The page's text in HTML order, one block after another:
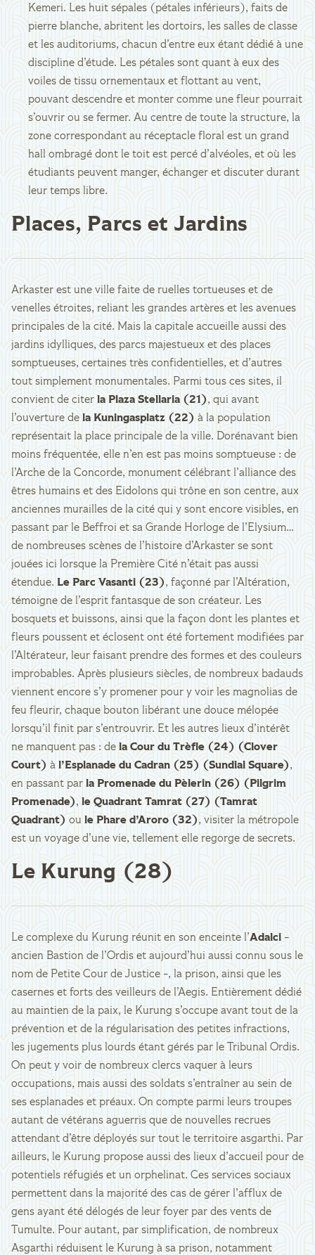
Kemeri. Les huit sépales (pétales inférieurs), faits de
pierre blanche, abritent les dortoirs, les salles de classe
et les auditoriums, chacun d’entre eux étant dédié à une
discipline d’étude. Les pétales sont quant à eux des
voiles de tissu ornementaux et flottant au vent,
pouvant descendre et monter comme une fleur pourrait
s’ouvrir ou se fermer. Au centre de toute la structure, la
zone correspondant au réceptacle floral est un grand
hall ombragé dont le toit est percé d’alvéoles, et où les
étudiants peuvent manger, échanger et discuter durant
leur temps libre.
Places, Parcs et Jardins
Arkaster est une ville faite de ruelles tortueuses et de
venelles étroites, reliant les grandes artères et les avenues
principales de la cité. Mais la capitale accueille aussi des
jardins idylliques, des parcs majestueux et des places
somptueuses, certaines très confidentielles, et d’autres
tout simplement monumentales. Parmi tous ces sites, il
convient de citer la Plaza Stellaria (21), qui avant
l’ouverture dela Kuningasplatz (22)à la population
représentait la place principale de la ville. Dorénavant bien
moins fréquentée, elle n’en est pas moins somptueuse : de
l’Arche de la Concorde, monument célébrant l’alliance des
êtres humains et des Eidolons qui trône en son centre, aux
anciennes murailles de la cité qui y sont encore visibles, en
passant par le Beffroi et sa Grande Horloge de l’Elysium…
de nombreuses scènes de l’histoire d’Arkaster se sont
jouées ici lorsque la Première Cité n’était pas aussi
étendue. Le Parc Vasanti (23), façonné par l’Altération,
témoigne de l’esprit fantasque de son créateur. Les
bosquets et buissons, ainsi que la façon dont les plantes et
fleurs poussent et éclosent ont été fortement modifiées par
l’Altérateur, leur faisant prendre des formes et des couleurs
improbables. Après plusieurs siècles, de nombreux badauds
viennent encore s’y promener pour y voir les magnolias de
feu fleurir, chaque bouton libérant une douce mélopée
lorsqu’il finit par s’entrouvrir. Et les autres lieux d’intérêt
ne manquent pas : de la Cour du Trèfle (24) (Clover
Court)àl’Esplanade du Cadran (25) (Sundial Square),
en passant par la Promenade du Pèlerin (26) (Pilgrim
Promenade),le Quadrant Tamrat (27) (Tamrat
Quadrant)ou le Phare d’Aroro (32), visiter la métropole
est un voyage d’une vie, tellement elle regorge de secrets.
Le Kurung (28)
Le complexe du Kurung réunit en son enceinte l’Adalci-
ancien Bastion de l’Ordis et aujourd’hui aussi connu sous le
nom de Petite Cour de Justice -, la prison, ainsi que les
casernes et forts des veilleurs de l’Aegis. Entièrement dédié
au maintien de la paix, le Kurung s’occupe avant tout de la
prévention et de la régularisation des petites infractions,
les jugements plus lourds étant gérés par le Tribunal Ordis.
On peut y voir de nombreux clercs vaquer à leurs
occupations, mais aussi des soldats s’entraîner au sein de
ses esplanades et préaux. On compte parmi leurs troupes
autant de vétérans aguerris que de nouvelles recrues
attendant d’être déployés sur tout le territoire asgarthi. Par
ailleurs, le Kurung propose aussi des lieux d’accueil pour de
potentiels réfugiés et un orphelinat. Ces services sociaux
permettent dans la majorité des cas de gérer l’afflux de
gens ayant été délogés de leur foyer par des vents de
Tumulte. Pour autant, par simplification, de nombreux
Asgarthi réduisent le Kurung à sa prison, notamment